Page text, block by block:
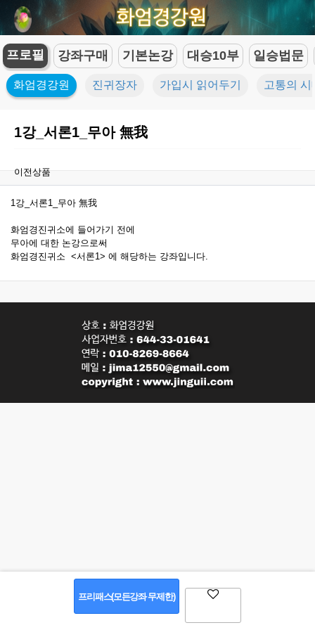
프로필 강좌구매 기본논강 대승10부 일승법문
화엄경강원 진귀장자 가입시 읽어두기 고통의 시
1강_서론1_무아 無我
이전상품
1강_서론1_무아 無我
화엄경진귀소에 들어가기 전에
무아에 대한 논강으로써
화엄경진귀소 <서론1> 에 해당하는 강좌입니다.